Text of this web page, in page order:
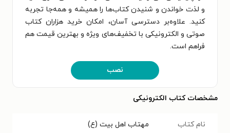
و لذت خواندن و شنیدن کتاب‌ها را همیشه و همه‌جا تجربه
کنید. علاوه‌بر دسترسی آسان، امکان خرید هزاران کتاب
صوتی و الکترونیکی با تخفیف‌های ویژه و بهترین قیمت هم
فراهم است.
نصب
مشخصات کتاب الکترونیکی
نام کتاب مهتاب اهل بیت (ع)